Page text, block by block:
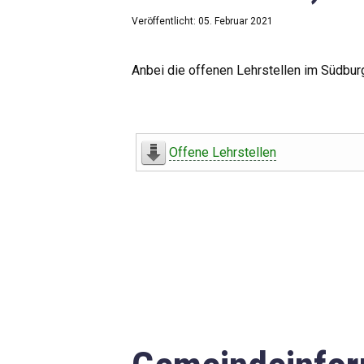
Veröffentlicht: 05. Februar 2021
Anbei die offenen Lehrstellen im
Offene Lehrstellen